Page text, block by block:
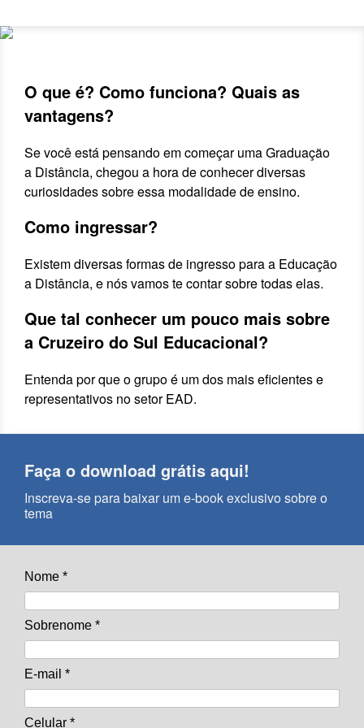
O que é? Como funciona? Quais as
vantagens?
Se você está pensando em começar uma Graduação
a Distância, chegou a hora de conhecer diversas
curiosidades sobre essa modalidade de ensino.
Como ingressar?
Existem diversas formas de ingresso para a Educação
a Distância, e nós vamos te contar sobre todas elas.
Que tal conhecer um pouco mais sobre
a Cruzeiro do Sul Educacional?
Entenda por que o grupo é um dos mais eficientes e
representativos no setor EAD.
Faça o download grátis aqui!
Inscreva-se para baixar um e-book exclusivo sobre o
tema
Nome *
Sobrenome *
E-mail *
Celular *